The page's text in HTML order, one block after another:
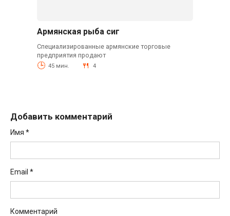
Армянская рыба сиг
Специализированные армянские торговые
предприятия продают
45 мин. 4
Добавить комментарий
Имя *
Email *
Комментарий